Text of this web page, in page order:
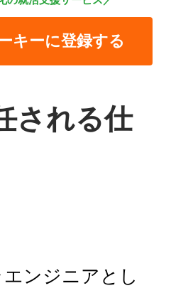
キーに登録する
される仕
ンジニアとし